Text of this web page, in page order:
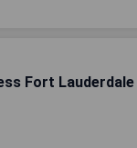
Fort